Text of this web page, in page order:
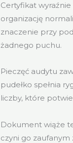
Certyfikat
organizację
znaczenie przy
żadnego puchu.
Pieczęć audytu
pudełko spełnia
liczby, które
Dokument wiąże
czyni go